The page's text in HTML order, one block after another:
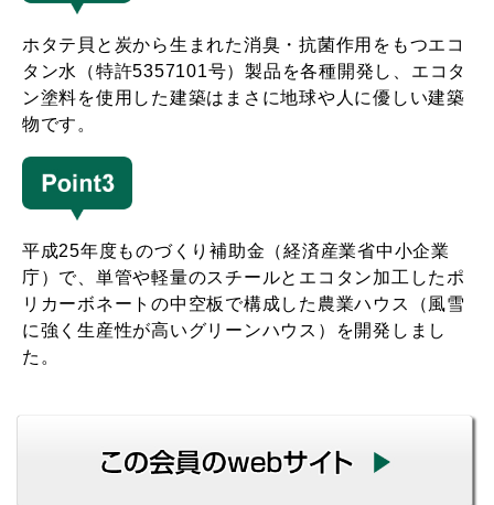
ホタテ貝と炭から生まれた消臭・抗菌作用をもつエコ
タン水（特許5357101号）製品を各種開発し、エコタ
ン塗料を使用した建築はまさに地球や人に優しい建築
物です。
平成25年度ものづくり補助金（経済産業省中小企業
庁）で、単管や軽量のスチールとエコタン加工したポ
リカーボネートの中空板で構成した農業ハウス（風雪
に強く生産性が高いグリーンハウス）を開発しまし
た。